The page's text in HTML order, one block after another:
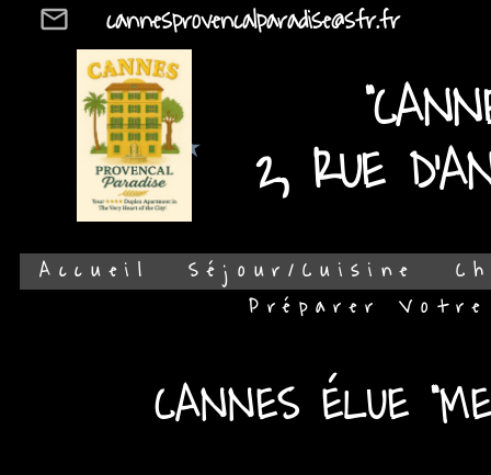
Accueil Séjour/Cuisine
Préparer
2, RUE
cannesprovencalparadise@sfr.fr
mail_outline
CANNES ÉLUE